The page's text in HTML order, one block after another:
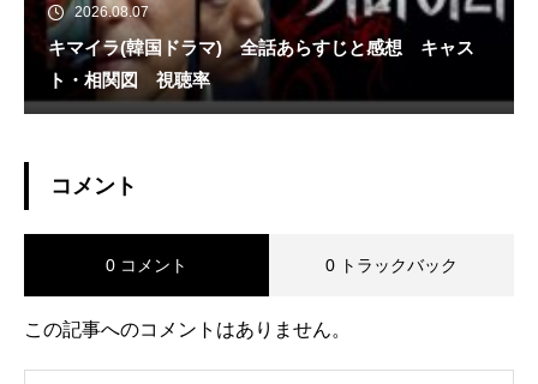
2026.08.07
キマイラ(韓国ドラマ) 全話あらすじと感想 キャス
ト・相関図 視聴率
コメント
0 コメント 0 トラックバック
この記事へのコメントはありません。